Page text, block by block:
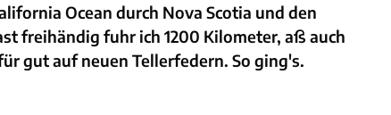
Ocean durch Nova Scotia und den
freihändig fuhr ich 1200 Kilometer, aß auch
gut auf neuen Tellerfedern. So ging's.